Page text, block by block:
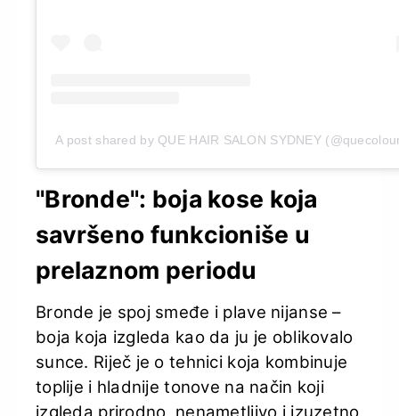
A post shared by QUE HAIR SALON SYDNEY
"Bronde": boja kose koja
savršeno funkcioniše u
prelaznom periodu
Bronde je spoj smeđe i plave nijanse –
boja koja izgleda kao da ju je oblikovalo
sunce. Riječ je o tehnici koja kombinuje
toplije i hladnije tonove na način koji